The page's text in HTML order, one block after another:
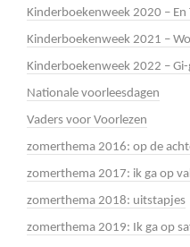
Kinderboekenweek 2020 – En
Kinderboekenweek 2021 –
Kinderboekenweek 2022 –
Nationale voorleesdagen
Vaders voor Voorlezen
zomerthema 2016: op de
zomerthema 2017: ik ga op
zomerthema 2018: uitstapjes
zomerthema 2019: Ik ga op